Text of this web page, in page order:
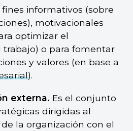
informativos (sobre
motivacionales
optimizar el
o para fomentar
y valores (en base a
).
externa. Es el conjunto
dirigidas al
la organización con el